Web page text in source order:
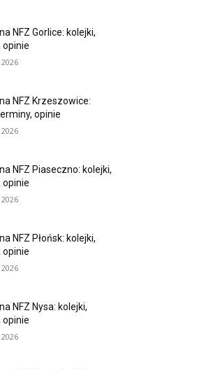
NFZ Gorlice: kolejki,
opinie
NFZ Krzeszowice:
opinie
NFZ Piaseczno: kolejki,
opinie
NFZ Płońsk: kolejki,
opinie
NFZ Nysa: kolejki,
opinie